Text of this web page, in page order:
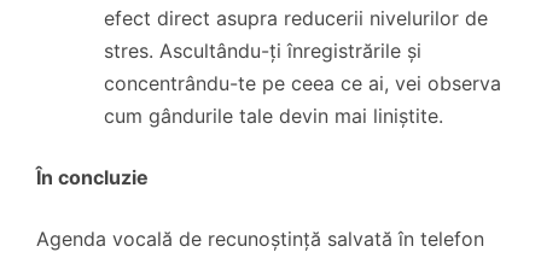
efect direct asupra reducerii nivelurilor de
stres. Ascultându-ți înregistrările și
concentrându-te pe ceea ce ai, vei observa
cum gândurile tale devin mai liniștite.
În concluzie
Agenda vocală de recunoștință salvată în telefon